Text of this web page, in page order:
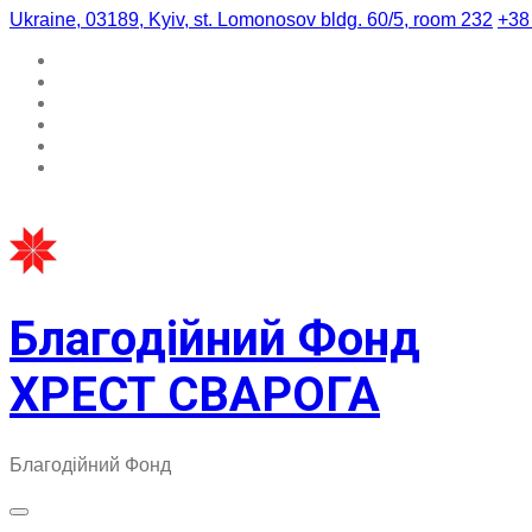
Skip
content
Ukraine, 03189, Kyiv, st. Lomonosov bldg. 60/5, room 232
Благодійний Фонд
ХРЕСТ СВАРОГА
Благодійний Фонд